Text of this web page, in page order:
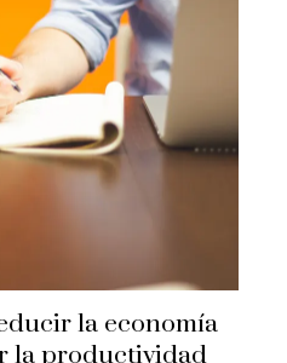
la economía
la productividad